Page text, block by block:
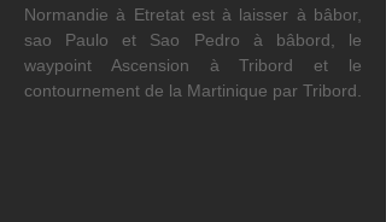
Normandie à Etretat est à laisser à bâbor,
sao Paulo et Sao Pedro à bâbord, le
waypoint Ascension à Tribord et le
contournement de la Martinique par Tribord.